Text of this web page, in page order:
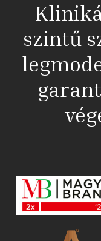
szintű